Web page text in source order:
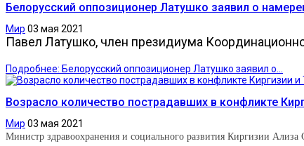
Белорусский оппозиционер Латушко заявил о
Мир 03 мая 2021
Павел Латушко, член президиума
Подробнее: Белорусский оппозиционер Латушко заявил о...
Возрасло количество пострадавших в конфликте
Мир 03 мая 2021
Министр здравоохранения и социального развития Киргизии Ализа